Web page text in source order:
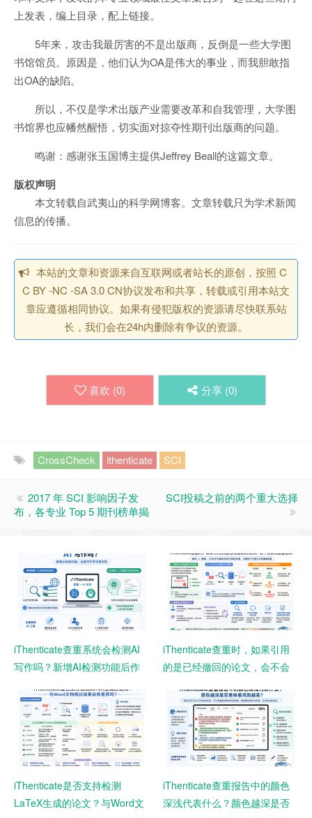
上发表，编上目录，配上链接。
5年来，攻击我最厉害的不是出版商，反倒是一些大学图
书馆馆员。原因是，他们认为OA是伟大的事业，而我胆敢指
出OA的缺陷。
所以，不仅是学术出版产业需要改革和自我管理，大学图
书馆界也应幡然醒悟，切实面对掠夺性期刊出版商的问题。
鸣谢：感谢张玉国博主提供Jeffrey Beall的这篇文章。
版权声明
本文转载自武夷山的科学网博客。文章转载只为学术新闻
信息的传播。
本站的文章和资源来自互联网或者站长的原创，按照 C
C BY -NC -SA 3.0 CN协议发布和共享，转载或引用本站文
章应遵循相同协议。如果有侵犯版权的资源请尽快联系站
长，我们会在24h内删除有争议的资源。
喜欢 (0) 分享 (0)
CrossCheck ithenticate SCI
2017 年 SCI 影响因子发
布，各专业 Top 5 期刊榜单揭
SCI投稿之前的两个重大选择
iThenticate查重系统会检测AI
写作吗？新增AI检测功能后作
iThenticate查重时，如果引用
的是已经撤回的论文，会不会
iThenticate是否支持检测
LaTeX生成的论文？与Word文
iThenticate查重报告中的颜色
深浅代表什么？颜色越深是否